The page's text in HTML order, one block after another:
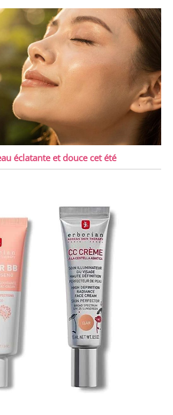
éclatante et douce cet été